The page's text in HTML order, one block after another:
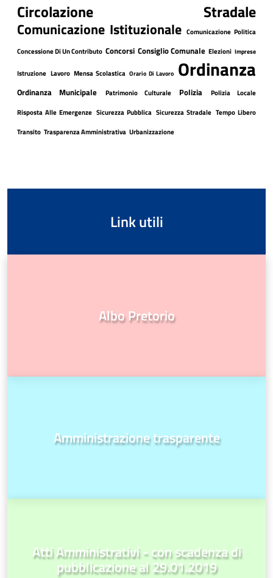
Circolazione Stradale
Comunicazione Istituzionale Comunicazione Politica
Concessione Di Un Contributo Concorsi Consiglio Comunale Elezioni Imprese
Istruzione Lavoro Mensa Scolastica Orario Di Lavoro Ordinanza
Ordinanza Municipale Patrimonio Culturale Polizia
Polizia Locale
Risposta Alle Emergenze Sicurezza Pubblica Sicurezza Stradale Tempo Libero
Transito Trasparenza Amministrativa Urbanizzazione
Link utili
Albo Pretorio
Amministrazione trasparente
Atti Amministrativi - con scadenza di
pubblicazione al 29.01.2019